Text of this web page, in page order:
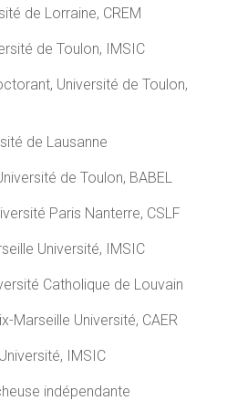
de Lorraine, CREM
de Toulon, IMSIC
Université de Toulon,
de Lausanne
de Toulon, BABEL
Paris Nanterre, CSLF
Université, IMSIC
Catholique de Louvain
Marseille Université, CAER
IMSIC
indépendante